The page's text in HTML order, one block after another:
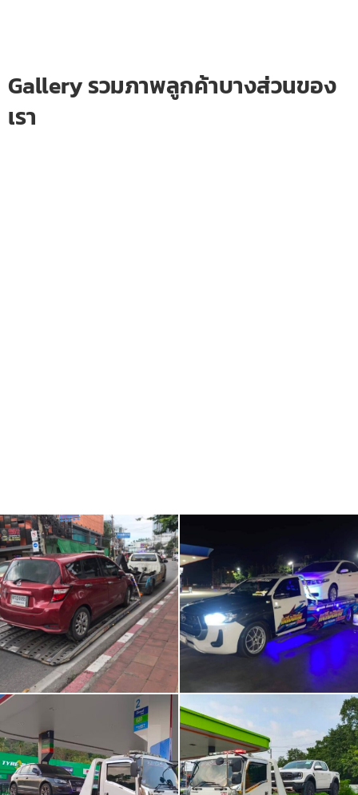
Gallery รวมภาพลูกค้าบางส่วนของ
เรา